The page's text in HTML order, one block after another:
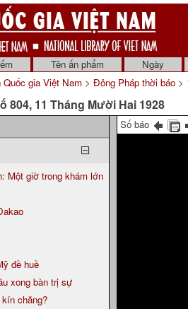
Tên ấn phẩm
Ngày
gia Việt Nam > Đông Pháp thời báo >
804, 11 Tháng Mười Hai 1928
Một giờ trong khám lớn
đề huề
xong bàn trị sự
chăng?
Số báo